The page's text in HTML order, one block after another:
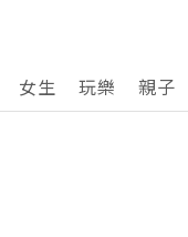
女生 玩樂 親子